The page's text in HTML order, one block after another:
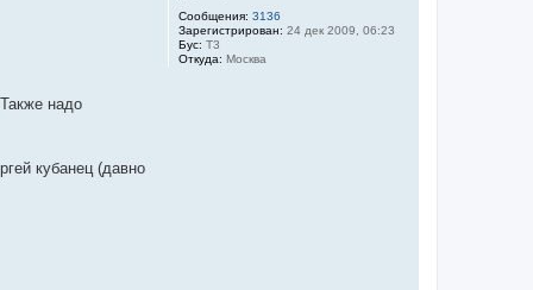
Сообщения: 3136
Зарегистрирован: 24 дек 2009, 06:23
Бус: Т3
Откуда: Москва
надо
кубанец (давно